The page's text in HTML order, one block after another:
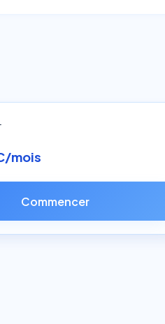
mois
Commencer